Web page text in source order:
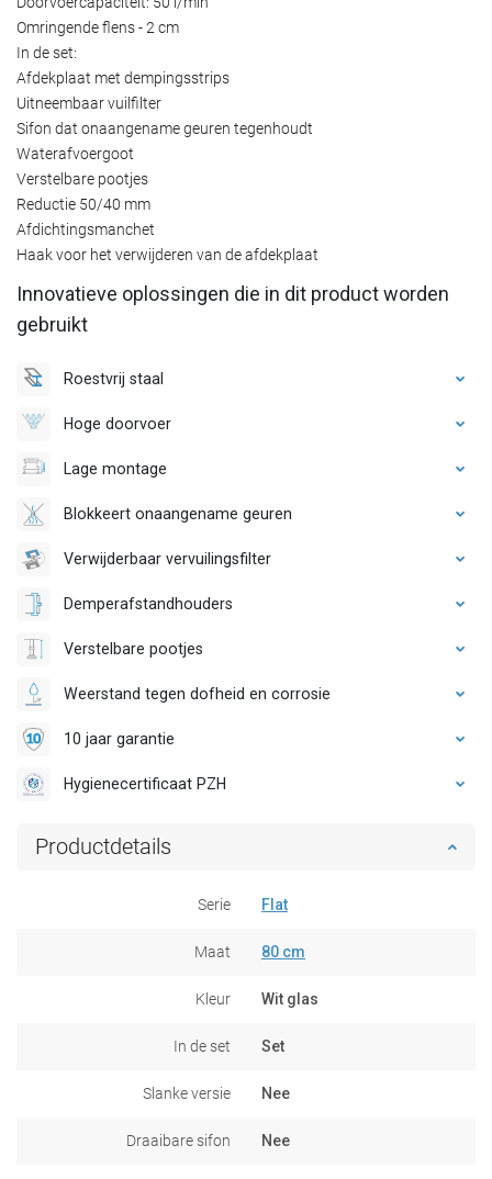
Omringende flens - 2 cm
In de set:
Afdekplaat met dempingsstrips
Uitneembaar vuilfilter
Sifon dat onaangename geuren tegenhoudt
Waterafvoergoot
Verstelbare pootjes
Reductie 50/40 mm
Afdichtingsmanchet
Haak voor het verwijderen van de afdekplaat
Innovatieve oplossingen die in dit product worden
gebruikt
Roestvrij staal
Hoge doorvoer
Lage montage
Blokkeert onaangename geuren
Verwijderbaar vervuilingsfilter
Demperafstandhouders
Verstelbare pootjes
Weerstand tegen dofheid en corrosie
10 jaar garantie
Hygienecertificaat PZH
Productdetails
Serie Flat
Maat 80 cm
Kleur Wit glas
In de set Set
Slanke versie Nee
Draaibare sifon Nee